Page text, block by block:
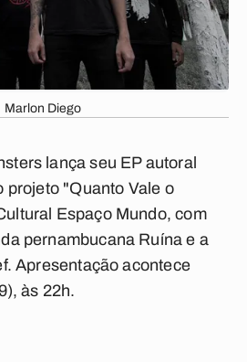
Marlon Diego
lança seu EP autoral
projeto "Quanto Vale o
Espaço Mundo, com
pernambucana Ruína e a
Apresentação acontece
às 22h.